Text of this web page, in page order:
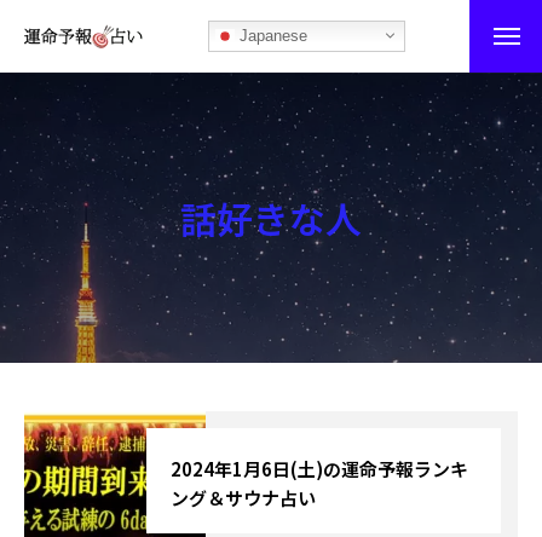
Japanese
運命予報占い
運命予報占いとは
あなたの所属部屋を探そう！
最恐の相性占い
秘伝公開！吉凶カレンダー
ブログ
お知らせ
話好きな人
2024年1月6日(土)の運命予報ランキ
ング＆サウナ占い